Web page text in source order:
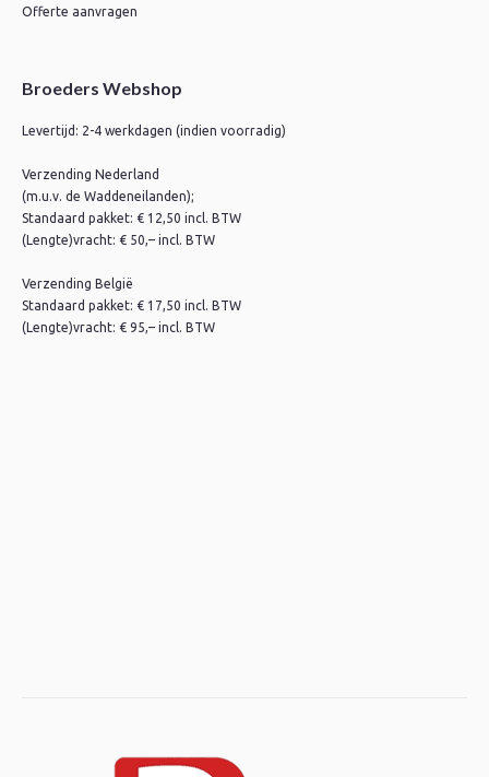
Offerte aanvragen
Broeders Webshop
Levertijd: 2-4 werkdagen (indien voorradig)
Verzending Nederland
(m.u.v. de Waddeneilanden);
Standaard pakket: € 12,50 incl. BTW
(Lengte)vracht: € 50,– incl. BTW
Verzending België
Standaard pakket: € 17,50 incl. BTW
(Lengte)vracht: € 95,– incl. BTW